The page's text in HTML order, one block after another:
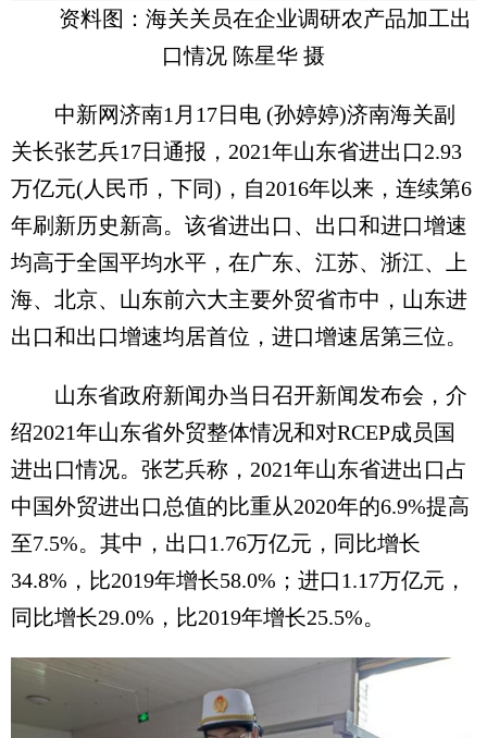
资料图：海关关员在企业调研农产品加工出
口情况 陈星华 摄
中新网济南1月17日电 (孙婷婷)济南海关副
关长张艺兵17日通报，2021年山东省进出口2.93
万亿元(人民币，下同)，自2016年以来，连续第6
年刷新历史新高。该省进出口、出口和进口增速
均高于全国平均水平，在广东、江苏、浙江、上
海、北京、山东前六大主要外贸省市中，山东进
出口和出口增速均居首位，进口增速居第三位。
山东省政府新闻办当日召开新闻发布会，介
绍2021年山东省外贸整体情况和对RCEP成员国
进出口情况。张艺兵称，2021年山东省进出口占
中国外贸进出口总值的比重从2020年的6.9%提高
至7.5%。其中，出口1.76万亿元，同比增长
34.8%，比2019年增长58.0%；进口1.17万亿元，
同比增长29.0%，比2019年增长25.5%。